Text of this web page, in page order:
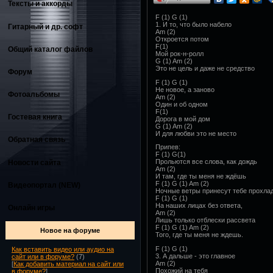
Тексты и аккорды
Гитарный и др. софт
Общий каталог файлов
Форум
Фотоальбомы
Гостевая книга
Обратная связь
Новости сайта
Новое на форуме
Как вставить видео или аудио на
сайт или в форуме? (7)
[Как добавить материал на сайт или
в форуме?]
F (1) G (1)
1. И то, что было набело
Am (2)
Откроется потом
F(1)
Мой рок-н-ролл
G (1) Am (2)
Это не цель и даже не средство
F (1) G (1)
Не новое, а заново
Am (2)
Один и об одном
F(1)
Дорога в мой дом
G (1) Am (2)
И для любви это не место
Припев:
F (1) G(1)
Прольются все слова, как дождь
Am (2)
И там, где ты меня не ждёшь
F (1) G (1) Am (2)
Ночные ветры принесут тебе
F (1) G (1)
На наших лицах без ответа,
Am (2)
Лишь только отблески рассвета
F (1) G (1) Am (2)
Того, где ты меня не ждешь.
F (1) G (1)
3. А дальше - это главное
Am (2)
Похожий на тебя